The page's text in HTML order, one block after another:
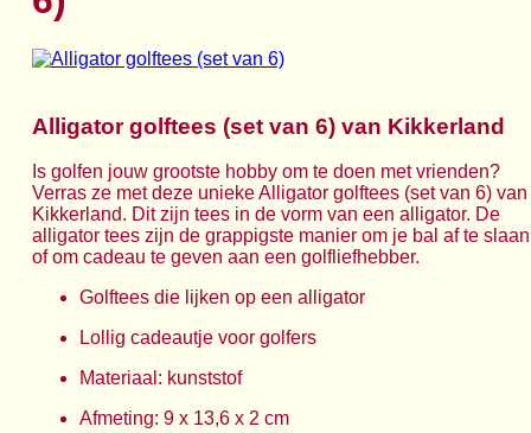
Alligator golftees (set van 6) van Kikkerland
Is golfen jouw grootste hobby om te doen met vrienden?
Verras ze met deze unieke Alligator golftees (set van 6) van
Kikkerland. Dit zijn tees in de vorm van een alligator. De
alligator tees zijn de grappigste manier om je bal af te slaan
of om cadeau te geven aan een golfliefhebber.
Golftees die lijken op een alligator
Lollig cadeautje voor golfers
Materiaal: kunststof
Afmeting: 9 x 13,6 x 2 cm